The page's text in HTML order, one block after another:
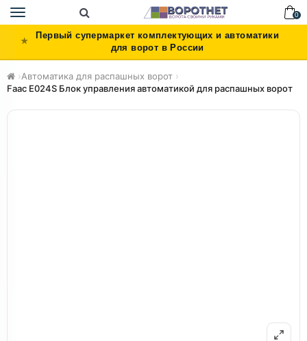
Toggle
navigation
0
Первый супермаркет комплектующих и автоматики
для ворот в России
›Автоматика для распашных ворот ›
Faac E024S Блок управления автоматикой для распашных ворот